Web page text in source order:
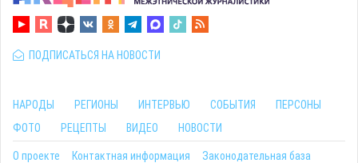
ПОДПИСАТЬСЯ НА НОВОСТИ
НАРОДЫ РЕГИОНЫ ИНТЕРВЬЮ СОБЫТИЯ
ПЕРСОНЫ
ФОТО
РЕЦЕПТЫ ВИДЕО НОВОСТИ
О проекте Контактная информация
Законодательная база